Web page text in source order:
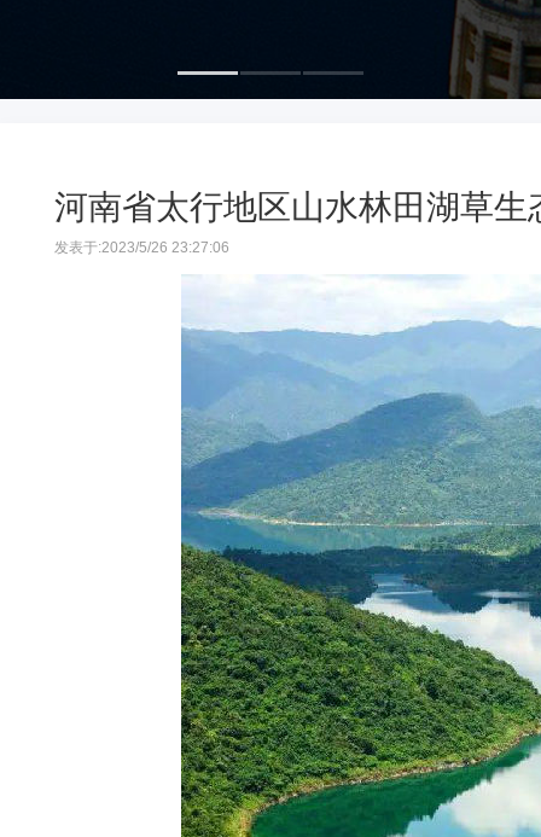
河南省太行地区山水林田湖草
发表于:2023/5/26 23:27:06